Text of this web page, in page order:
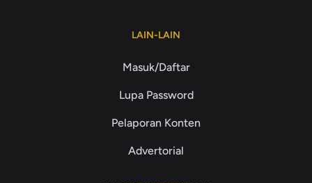
LAIN-LAIN
Masuk/Daftar
Lupa Password
Pelaporan Konten
Advertorial